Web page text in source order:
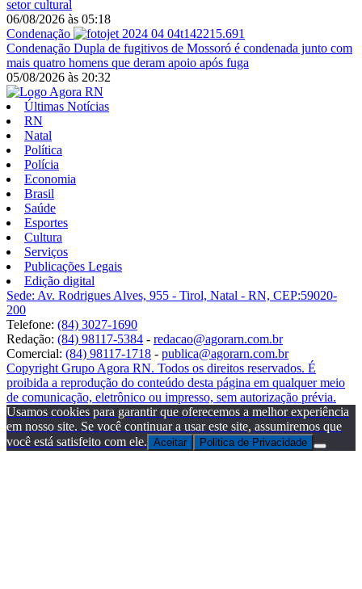
setor cultural
06/08/2026 às 05:18
Condenação
Condenação Dupla de fugitivos de Mossoró é condenada junto com
mais quatro homens que deram apoio após fuga
05/08/2026 às 20:32
Últimas Notícias
RN
Natal
Política
Polícia
Economia
Brasil
Saúde
Esportes
Cultura
Serviços
Publicações Legais
Edição digital
Sede: Av. Rodrigues Alves, 955 - Tirol, Natal - RN, CEP:59020-
200
Telefone: (84) 3027-1690
Redação: (84) 98117-5384 - redacao@agorarn.com.br
Comercial: (84) 98117-1718 - publica@agorarn.com.br
Copyright Grupo Agora RN. Todos os direitos reservados. É
proibida a reprodução do conteúdo desta página em qualquer meio
de comunicação, eletrônico ou impresso, sem autorização prévia.
Usamos cookies para garantir que oferecemos a melhor experiência
em nosso site. Se você continuar a usar este site, assumiremos que
você está satisfeito com ele. Aceitar Politica de Privacidade